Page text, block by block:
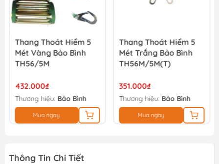
Thang Thoát Hiểm 5
Mét Vàng Bảo Bình
TH56/5M
432.000₫
Thương hiệu: Bảo Bình
Mua ngay
Thang Thoát Hiểm 5
Mét Trắng Bảo Bình
TH56M/5M(T)
351.000₫
Thương hiệu: Bảo Bình
Mua ngay
Thông Tin Chi Tiết